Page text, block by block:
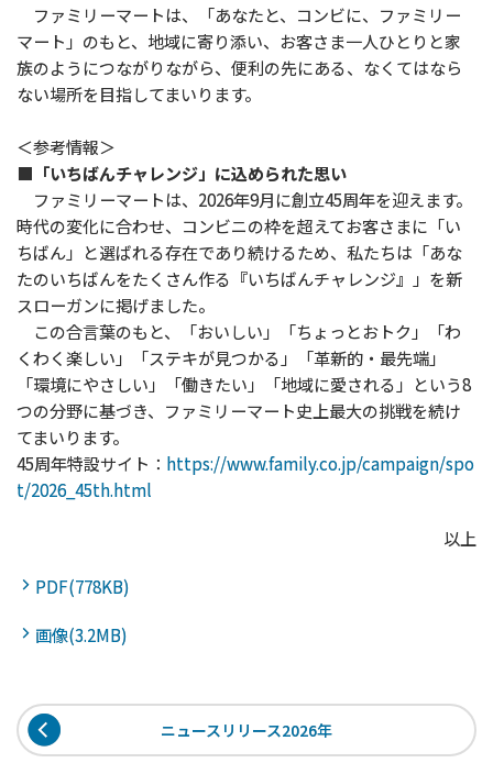
ファミリーマートは、「あなたと、コンビに、ファミリー
マート」のもと、地域に寄り添い、お客さま一人ひとりと家
族のようにつながりながら、便利の先にある、なくてはなら
ない場所を目指してまいります。
＜参考情報＞
■「いちばんチャレンジ」に込められた思い
ファミリーマートは、2026年9月に創立45周年を迎えます。
時代の変化に合わせ、コンビニの枠を超えてお客さまに「い
ちばん」と選ばれる存在であり続けるため、私たちは「あな
たのいちばんをたくさん作る『いちばんチャレンジ』」を新
スローガンに掲げました。
この合言葉のもと、「おいしい」「ちょっとおトク」「わ
くわく楽しい」「ステキが見つかる」「革新的・最先端」
「環境にやさしい」「働きたい」「地域に愛される」という8
つの分野に基づき、ファミリーマート史上最大の挑戦を続け
てまいります。
45周年特設サイト： https://www.family.co.jp/campaign/spo
t/2026_45th.html
以上
PDF(778KB)
画像(3.2MB)
ニュースリリース2026年